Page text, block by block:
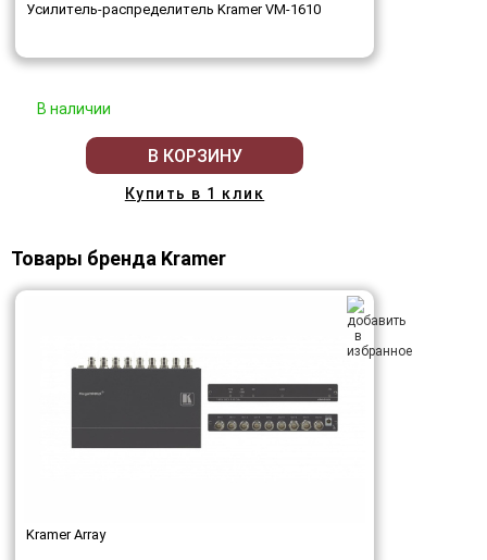
Усилитель-распределитель Kramer VM-1610
В наличии
В КОРЗИНУ
Купить в 1 клик
Товары бренда Kramer
Kramer Array